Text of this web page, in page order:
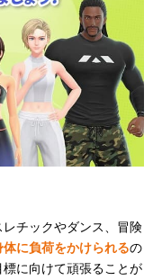
チックやダンス、冒険
体に負荷をかけられるの
に向けて頑張ることが